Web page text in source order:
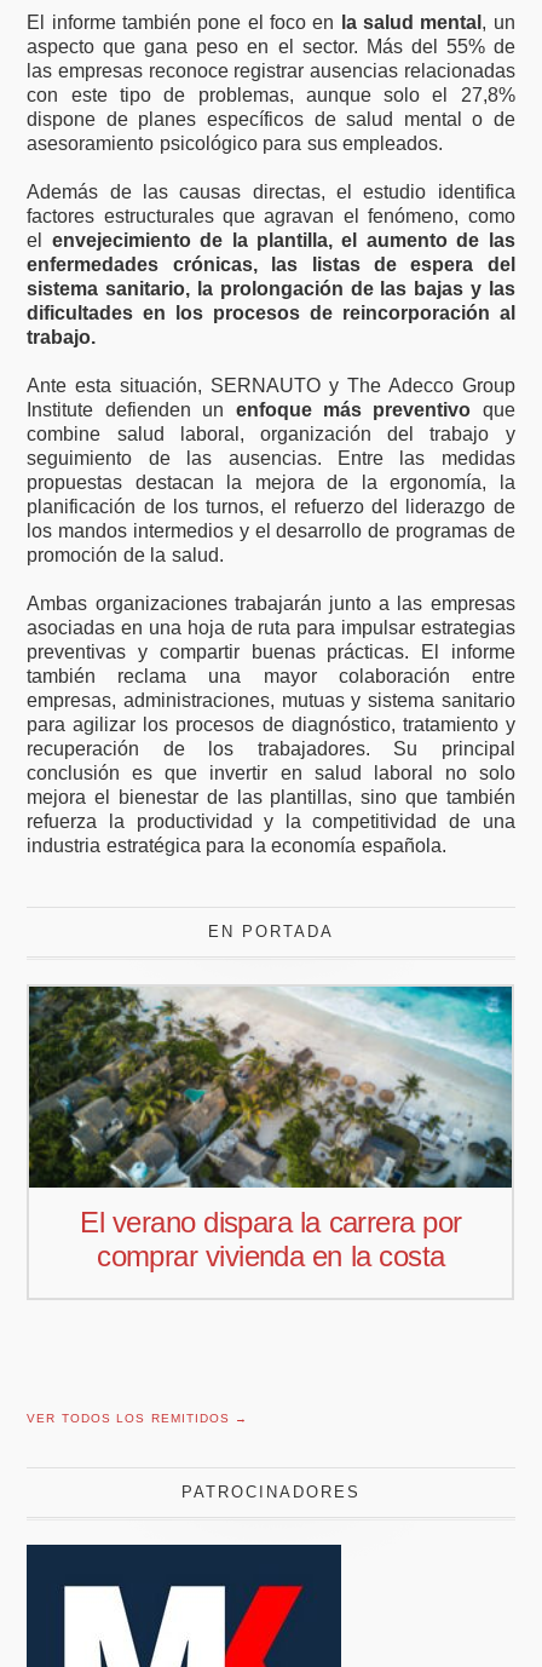
El informe también pone el foco en la salud mental , un
aspecto que gana peso en el sector. Más del 55% de
las empresas reconoce registrar ausencias relacionadas
con este tipo de problemas, aunque solo el 27,8%
dispone de planes específicos de salud mental o de
asesoramiento psicológico para sus empleados.
Además de las causas directas, el estudio identifica
factores estructurales que agravan el fenómeno, como
el envejecimiento de la plantilla, el aumento de las
enfermedades crónicas, las listas de espera del
sistema sanitario, la prolongación de las bajas y las
dificultades en los procesos de reincorporación al
trabajo.
Ante esta situación, SERNAUTO y The Adecco Group
Institute defienden un enfoque más preventivo que
combine salud laboral, organización del trabajo y
seguimiento de las ausencias. Entre las medidas
propuestas destacan la mejora de la ergonomía, la
planificación de los turnos, el refuerzo del liderazgo de
los mandos intermedios y el desarrollo de programas de
promoción de la salud.
Ambas organizaciones trabajarán junto a las empresas
asociadas en una hoja de ruta para impulsar estrategias
preventivas y compartir buenas prácticas. El informe
también reclama una mayor colaboración entre
empresas, administraciones, mutuas y sistema sanitario
para agilizar los procesos de diagnóstico, tratamiento y
recuperación de los trabajadores. Su principal
conclusión es que invertir en salud laboral no solo
mejora el bienestar de las plantillas, sino que también
refuerza la productividad y la competitividad de una
industria estratégica para la economía española.
EN PORTADA
Pedro Aguiar nuevo responsable
comercial para Offcoustic Iberia
VER TODOS LOS REMITIDOS →
PATROCINADORES